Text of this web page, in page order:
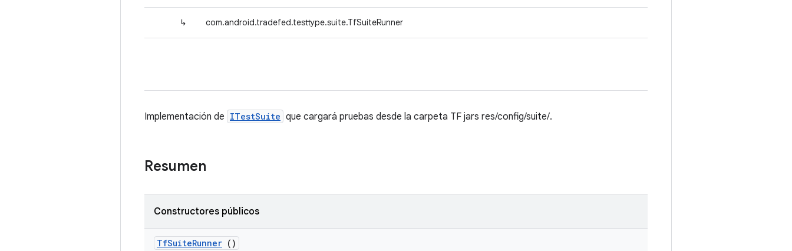
↳ com.android.tradefed.testtype.suite.TfSuiteRunner
Implementación de ITestSuite que cargará pruebas desde la carpeta TF jars res/config/suite/.
Resumen
Constructores públicos
TfSuiteRunner ()